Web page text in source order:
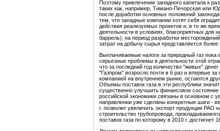
Поэтому привлечение западного капитала к
таких как, например, Тимано-Печорская или
после доработки основных положений
тем, что западные компании хотят себя
действия реализуемых проектов и, в то же
деятельности в условиях, благоприятных для
баррель), на период разработки
затрат на добычу сырья представляется
Выплачиваемые налоги за природный газ
серьезные проблемы в деятельности этой
что за последний год количество "живых"
"Газпром" возросло почти в 6 раз и впервые
компанией на внутреннем рынке, остаются
Объемы поставок газа в эти республики
существенно улучшить финансовое
российской экономики связаны в основном с
направлении уже сделаны конкретные шаги -
г. позволит увеличить экспорт продукции РАО
строительство трубопровода,
поставок газа по которому в 2010 г. достигнет